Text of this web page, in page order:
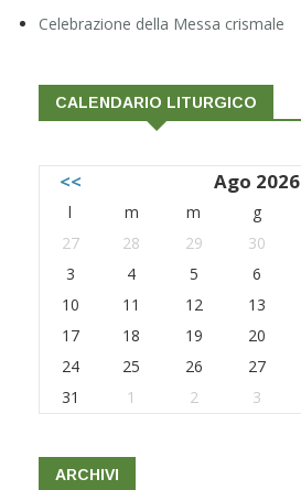
Celebrazione della Messa crismale
CALENDARIO LITURGICO
<< Ago 2026
l m m g
27
28 29 30
3
4 5 6
10
11 12 13
17
18 19 20
24
25 26 27
31
1 2 3
ARCHIVI